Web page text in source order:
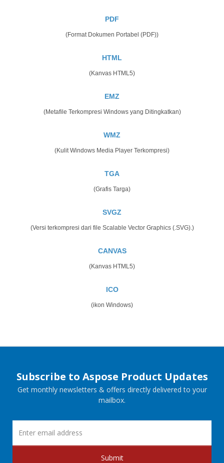
PDF
(Format Dokumen Portabel (PDF))
HTML
(Kanvas HTML5)
EMZ
(Metafile Terkompresi Windows yang Ditingkatkan)
WMZ
(Kulit Windows Media Player Terkompresi)
TGA
(Grafis Targa)
SVGZ
(Versi terkompresi dari file Scalable Vector Graphics (.SVG).)
CANVAS
(Kanvas HTML5)
ICO
(ikon Windows)
Subscribe to Aspose Product Updates
Get monthly newsletters & offers directly delivered to your
mailbox.
Submit